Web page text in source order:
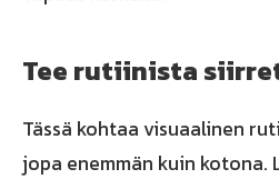
Tee rutiinista
Tässä kohtaa visuaalinen
jopa enemmän kuin kotona.